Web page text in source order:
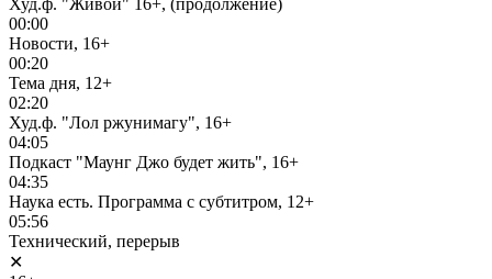
Худ.ф. "Живой" 16+, (продолжение)
00:00
Новости, 16+
00:20
Тема дня, 12+
02:20
Худ.ф. "Лол ржунимагу", 16+
04:05
Подкаст "Маунг Джо будет жить", 16+
04:35
Наука есть. Программа с субтитром, 12+
05:56
Технический, перерыв
✕